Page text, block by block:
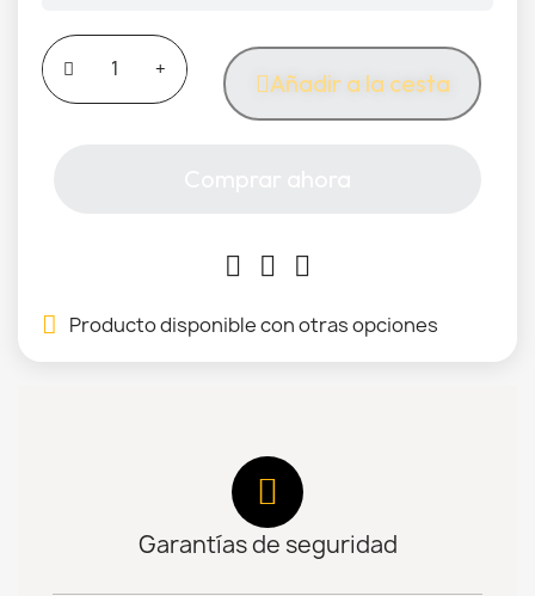
Añadir a la cesta
Producto disponible con otras opciones
Garantías de seguridad